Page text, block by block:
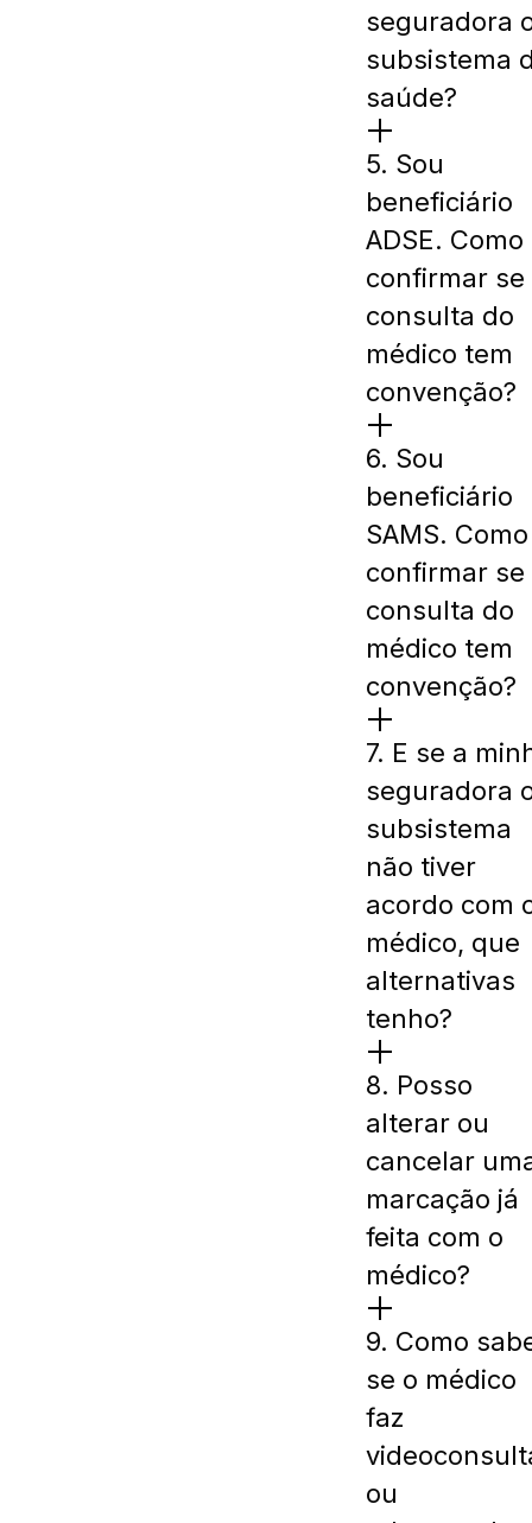
seguradora
subsistema
saúde?
5. Sou
beneficiário
ADSE. Como
confirmar se
consulta do
médico tem
convenção?
6. Sou
beneficiário
SAMS. Como
confirmar se
consulta do
médico tem
convenção?
7. E se a
seguradora
subsistema
não tiver
acordo com
médico, que
alternativas
tenho?
8. Posso
alterar ou
cancelar
marcação já
feita com o
médico?
9. Como
se o médico
faz
ou